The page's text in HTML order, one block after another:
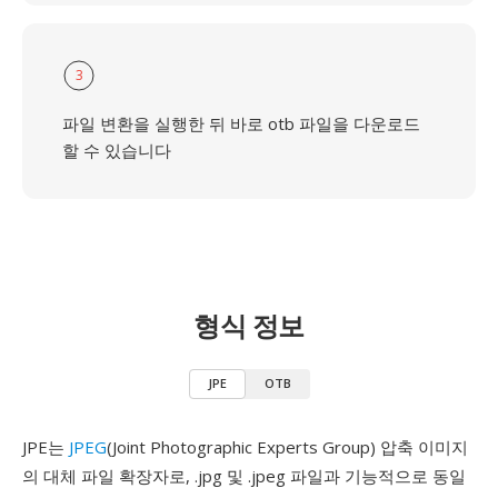
3
파일 변환을 실행한 뒤 바로 otb 파일을 다운로드
할 수 있습니다
형식 정보
JPE OTB
JPE는 JPEG(Joint Photographic Experts Group) 압축 이미지
의 대체 파일 확장자로, .jpg 및 .jpeg 파일과 기능적으로 동일